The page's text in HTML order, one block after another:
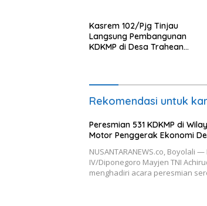
Kasrem 102/Pjg Tinjau
Langsung Pembangunan
KDKMP di Desa Trahean
Rekomendasi untuk
Peresmian 531 KDKMP di
Motor Penggerak Ekonomi
NUSANTARANEWS.co, Boyolali
IV/Diponegoro Mayjen TNI
menghadiri acara peresmian